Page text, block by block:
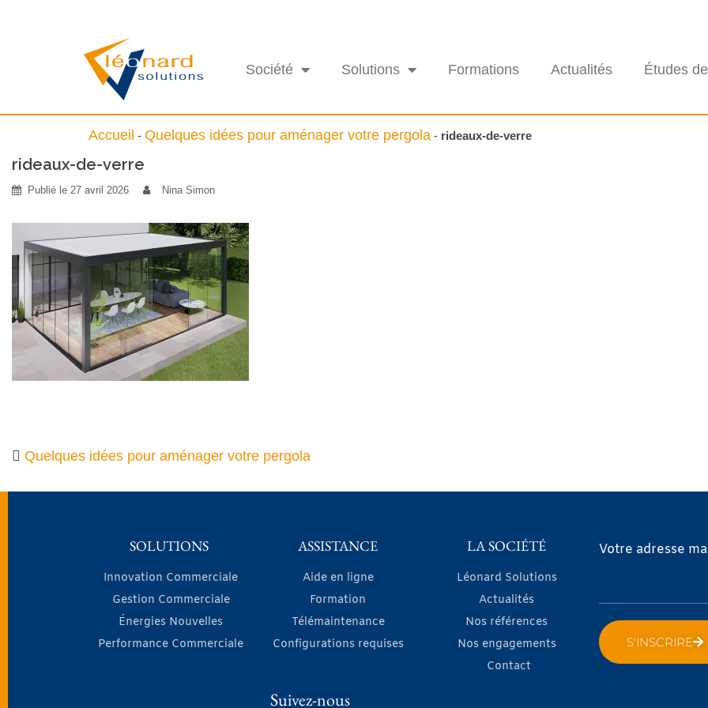
Société Solutions Formations Actualités Études
Accueil - Quelques idées pour aménager votre pergola - rideaux-de-verre
rideaux-de-verre
Publié le 27 avril 2026 Nina Simon
Quelques idées pour aménager votre pergola
SOLUTIONS
Innovation Commerciale
Gestion Commerciale
Énergies Nouvelles
Performance Commerciale
ASSISTANCE
Aide en ligne
Formation
Télémaintenance
Configurations requises
LA SOCIÉTÉ
Léonard Solutions
Actualités
Nos références
Nos engagements
Contact
Votre adresse
S'INSCRIRE
Suivez-nous